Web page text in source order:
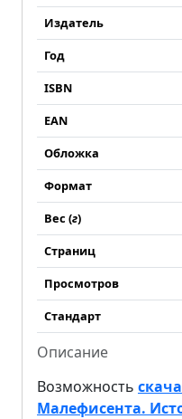
Издатель
Год
ISBN
EAN
Обложка
Формат
Вес (г)
Страниц
Просмотров
Стандарт
Описание
Возможность
Малефисента.